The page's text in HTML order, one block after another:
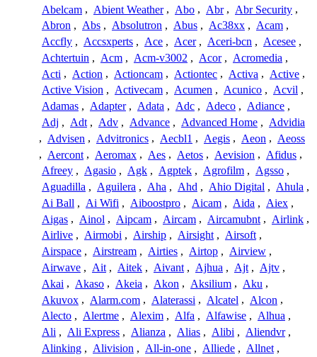
Abelcam , Abient Weather , Abo , Abr , Abr Security ,
Abron , Abs , Absolutron , Abus , Ac38xx , Acam ,
Accfly , Accsxperts , Ace , Acer , Aceri-bcn , Acesee ,
Achtertuin , Acm , Acm-v3002 , Acor , Acromedia ,
Acti , Action , Actioncam , Actiontec , Activa , Active ,
Active Vision , Activecam , Acumen , Acunico , Acvil ,
Adamas , Adapter , Adata , Adc , Adeco , Adiance ,
Adj , Adt , Adv , Advance , Advanced Home , Advidia
, Advisen , Advitronics , Aecbl1 , Aegis , Aeon , Aeoss
, Aercont , Aeromax , Aes , Aetos , Aevision , Afidus ,
Afreey , Agasio , Agk , Agptek , Agrofilm , Agsso ,
Aguadilla , Aguilera , Aha , Ahd , Ahio Digital , Ahula ,
Ai Ball , Ai Wifi , Aiboostpro , Aicam , Aida , Aiex ,
Aigas , Ainol , Aipcam , Aircam , Aircamubnt , Airlink ,
Airlive , Airmobi , Airship , Airsight , Airsoft ,
Airspace , Airstream , Airties , Airtop , Airview ,
Airwave , Ait , Aitek , Aivant , Ajhua , Ajt , Ajtv ,
Akai , Akaso , Akeia , Akon , Aksilium , Aku ,
Akuvox , Alarm.com , Alaterassi , Alcatel , Alcon ,
Alecto , Alertme , Alexim , Alfa , Alfawise , Alhua ,
Ali , Ali Express , Alianza , Alias , Alibi , Aliendvr ,
Alinking , Alivision , All-in-one , Alliede , Allnet ,